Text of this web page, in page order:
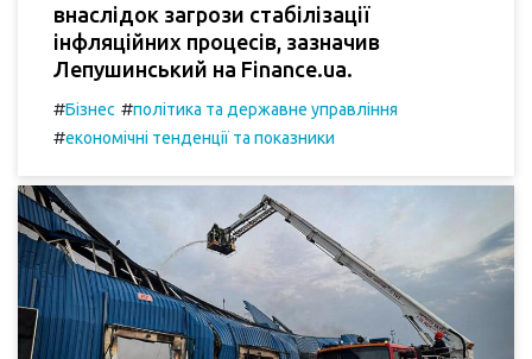
внаслідок загрози стабілізації
інфляційних процесів, зазначив
Лепушинський на Finance.ua.
#Бізнес #політика та державне управління
#економічні тенденції та показники